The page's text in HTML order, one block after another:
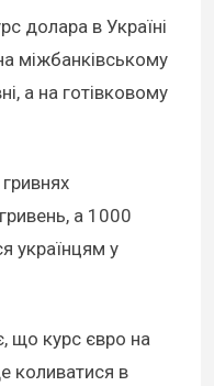
долара в Україні
міжбанківському
а на готівковому
а 1000
українцям у
що курс євро на
коливатися в